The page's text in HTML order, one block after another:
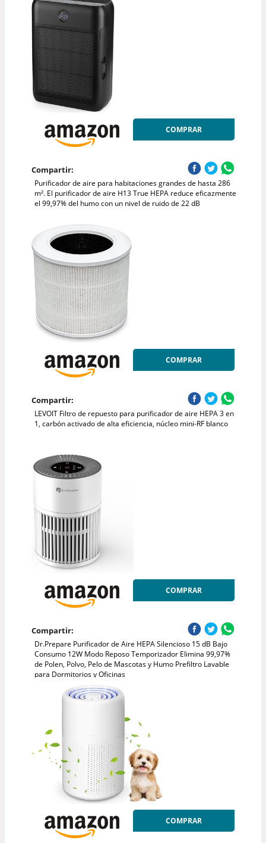
COMPRAR
Compartir:
Purificador de aire para habitaciones grandes de hasta 286
m². El purificador de aire H13 True HEPA reduce eficazmente
el 99,97% del humo con un nivel de ruido de 22 dB
COMPRAR
Compartir:
LEVOIT Filtro de repuesto para purificador de aire HEPA 3 en
1, carbón activado de alta eficiencia, núcleo mini-RF blanco
COMPRAR
Compartir:
Dr.Prepare Purificador de Aire HEPA Silencioso 15 dB Bajo
Consumo 12W Modo Reposo Temporizador Elimina 99,97%
de Polen, Polvo, Pelo de Mascotas y Humo Prefiltro Lavable
para Dormitorios y Oficinas
COMPRAR